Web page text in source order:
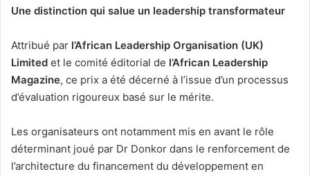
Une distinction qui salue un leadership transformateur
Attribué par l’African Leadership Organisation (UK)
Limited et le comité éditorial de l’African Leadership
Magazine, ce prix a été décerné à l’issue d’un processus
d’évaluation rigoureux basé sur le mérite.
Les organisateurs ont notamment mis en avant le rôle
déterminant joué par Dr Donkor dans le renforcement de
l’architecture du financement du développement en